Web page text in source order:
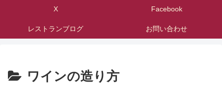
X Facebook
レストランブログ お問い合わせ
ワインの造り方